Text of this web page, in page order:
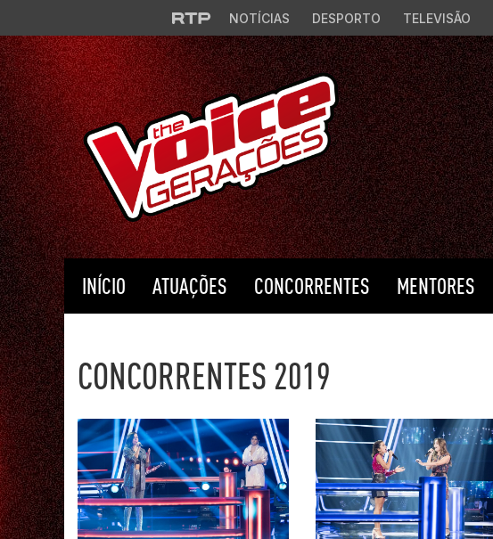
Saltar para o conteúdo principal
NOTÍCIAS DESPORTO TELEVISÃO
INÍCIO ATUAÇÕES CONCORRENTES MENTORES
The Voice Portugal
CONCORRENTES 2019